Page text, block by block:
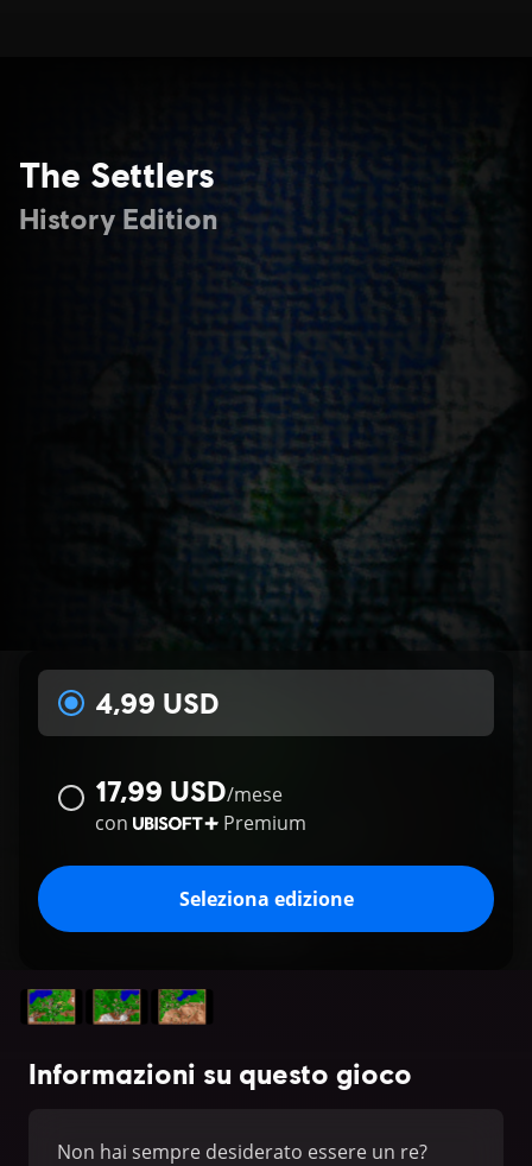
The Settlers
History Edition
4,99 USD
17,99 USD/mese
con
Premium
Seleziona edizione
Informazioni su questo gioco
Non hai sempre desiderato essere un re?